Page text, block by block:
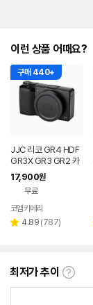
이런 상품 어때요?
구매 440+
JJC 리코 GR4 HDF
GR3X GR3 GR2 카
메라 메탈 렌즈캡
17,900원
무료
페이
코엠카메라
별 4.89 리
(787)
최저가 추이
최